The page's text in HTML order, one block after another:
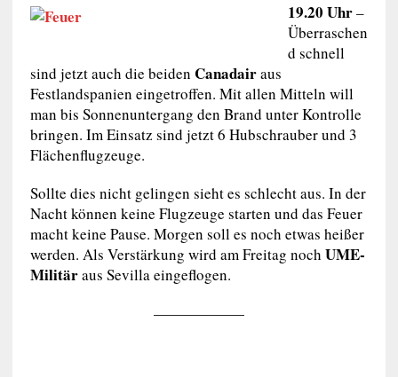
19.20 Uhr–
Überraschen
d schnell
sind jetzt auch die beiden Canadairaus
Festlandspanien eingetroffen. Mit allen Mitteln will
man bis Sonnenuntergang den Brand unter Kontrolle
bringen. Im Einsatz sind jetzt 6 Hubschrauber und 3
Flächenflugzeuge.
Sollte dies nicht gelingen sieht es schlecht aus. In der
Nacht können keine Flugzeuge starten und das Feuer
macht keine Pause. Morgen soll es noch etwas heißer
werden. Als Verstärkung wird am Freitag noch UME-
Militäraus Sevilla eingeflogen.
——————